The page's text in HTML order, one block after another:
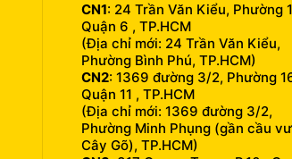
CN1: 24 Trần Văn Kiểu, Phường
Quận 6 , TP.HCM
(Địa chỉ mới: 24 Trần Văn Kiểu,
Phường Bình Phú, TP.HCM)
CN2: 1369 đường 3/2, Phường
Quận 11 , TP.HCM
(Địa chỉ mới: 1369 đường 3/2,
Phường Minh Phụng (gần cầu
Cây Gõ), TP.HCM)